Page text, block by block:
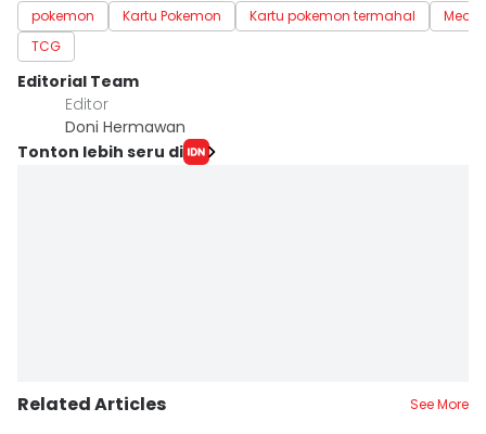
pokemon Kartu Pokemon Kartu pokemon termahal
TCG
Editorial Team
Editor
Doni Hermawan
Tonton lebih seru di
Related Articles See More